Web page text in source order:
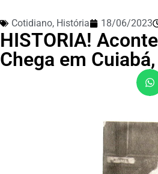
Cotidiano, História 18/06/2023
HISTORIA!
Chega em